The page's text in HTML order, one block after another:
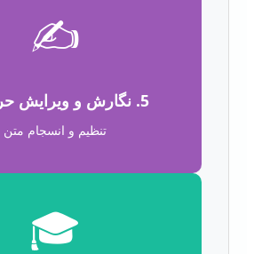
✍️
5. نگارش و ویرایش حرفه‌ای
تنظیم و انسجام متن
🎓